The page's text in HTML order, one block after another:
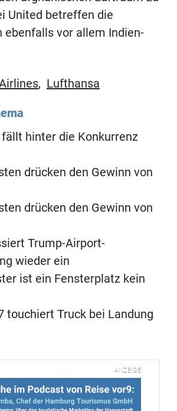
United betreffen die
ebenfalls vor allem Indien-
, Lufthansa
hinter die Konkurrenz
drücken den Gewinn von
drücken den Gewinn von
Trump-Airport-
wieder ein
ist ein Fensterplatz kein
touchiert Truck bei Landung
ANZEIGE